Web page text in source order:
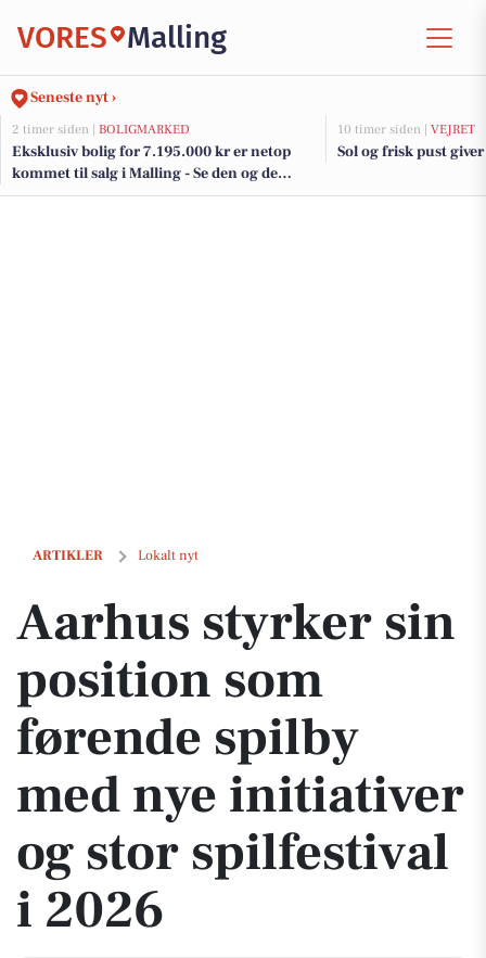
VORES Malling
Seneste nyt ›
2 timer siden | BOLIGMARKED
Eksklusiv bolig for 7.195.000 kr er netop
kommet til salg i Malling - Se den og de
dyreste boliger her
10 timer siden | VEJRET
Sol og frisk pust
ARTIKLER Lokalt nyt
Aarhus styrker sin position som førende spilby med nye initiativer
Aarhus styrker sin
position som
førende spilby
med nye initiativer
og stor spilfestival
i 2026